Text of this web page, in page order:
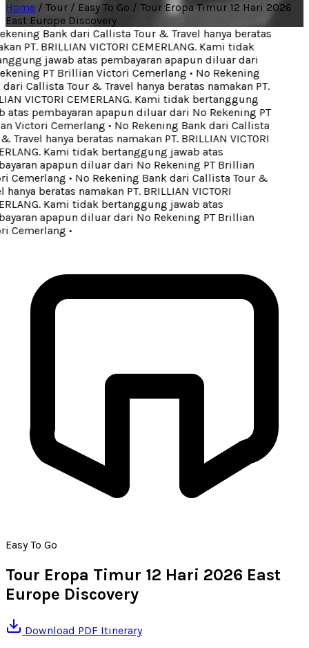
Home / Tour / Easy To Go / Tour Eropa Timur 12 Hari 2026
East Europe Discovery
Bank dari Callista Tour & Travel hanya beratas
PT. BRILLIAN VICTORI CEMERLANG. Kami tidak
jawab atas pembayaran apapun diluar dari
PT Brillian Victori Cemerlang• No Rekening
Callista Tour & Travel hanya beratas namakan PT.
VICTORI CEMERLANG. Kami tidak bertanggung
pembayaran apapun diluar dari No Rekening PT
Victori Cemerlang• No Rekening Bank dari Callista
Travel hanya beratas namakan PT. BRILLIAN VICTORI
Kami tidak bertanggung jawab atas
apapun diluar dari No Rekening PT Brillian
Cemerlang• No Rekening Bank dari Callista Tour &
beratas namakan PT. BRILLIAN VICTORI
Kami tidak bertanggung jawab atas
apapun diluar dari No Rekening PT Brillian
Cemerlang•
Easy To Go
Tour Eropa Timur 12 Hari 2026 East
Europe Discovery
Download PDF Itinerary